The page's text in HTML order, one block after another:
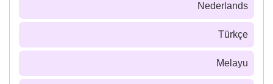
Nederlands
Türkçe
Melayu